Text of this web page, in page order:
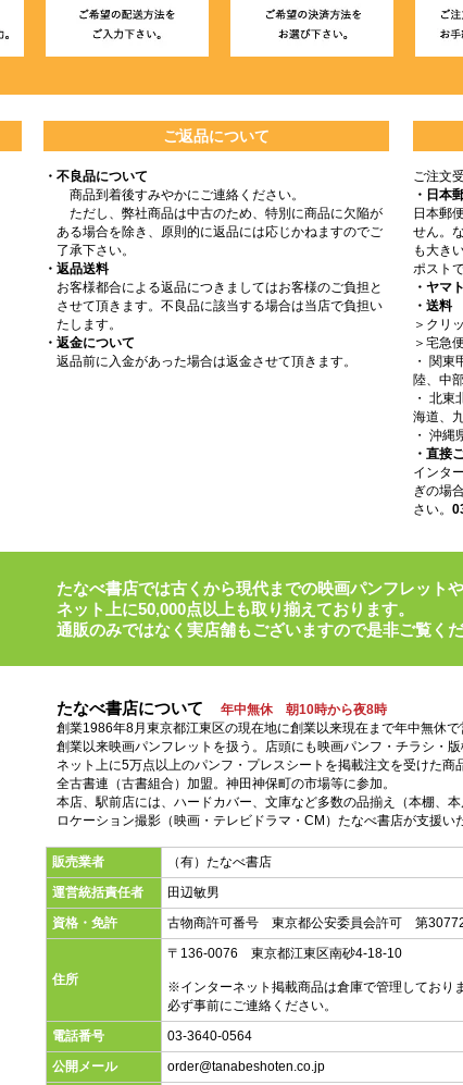
ご返品について
・不良品について
商品到着後すみやかにご連絡ください。
ただし、弊社商品は中古のため、特別に商品に欠陥が
ある場合を除き、原則的に返品には応じかねますのでご
了承下さい。
・返品送料
お客様都合による返品につきましてはお客様のご負担と
させて頂きます。不良品に該当する場合は当店で負担い
たします。
・返金について
返品前に入金があった場合は返金させて頂きます。
ご注文
・日本
日本郵
せん。
も大き
ポスト
・ヤマ
・送料
＞クリ
＞宅急
・ 関
陸、中
・ 北
海道、
・ 沖縄
・直接
インタ
ぎの場
さい。
たなべ書店では古くから現代までの映画パンフレット
ネット上に50,000点以上も取り揃えております。
通販のみではなく実店舗もございますので是非ご覧く
たなべ書店について
年中無休 朝10時から夜8時
創業1986年8月東京都江東区の現在地に創業以来現在まで年中無休
創業以来映画パンフレットを扱う。店頭にも映画パンフ・チラシ・
ネット上に5万点以上のパンフ・プレスシートを掲載注文を受けた商
全古書連（古書組合）加盟。神田神保町の市場等に参加。
本店、駅前店には、ハードカバー、文庫など多数の品揃え（本棚、
ロケーション撮影（映画・テレビドラマ・CM）たなべ書店が支援い
販売業者
（有）たなべ書店
運営統括責任者
田辺敏男
資格・免許
古物商許可番号 東京都公安委員会許可 第
住所
〒136-0076 東京都江東区南砂4-18-10
※インターネット掲載商品は倉庫で管理しており
必ず事前にご連絡ください。
電話番号
03-3640-0564
公開メール
order@tanabeshoten.co.jp